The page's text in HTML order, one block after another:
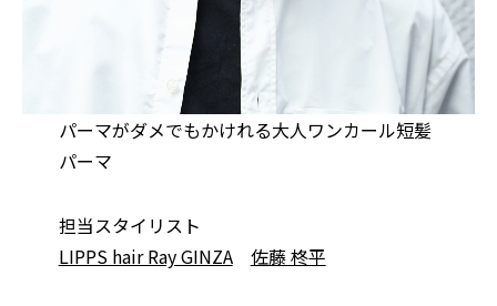
パーマがダメでもかけれる大人ワンカール短髪
パーマ
担当スタイリスト
LIPPS hair Ray GINZA
佐藤 柊平